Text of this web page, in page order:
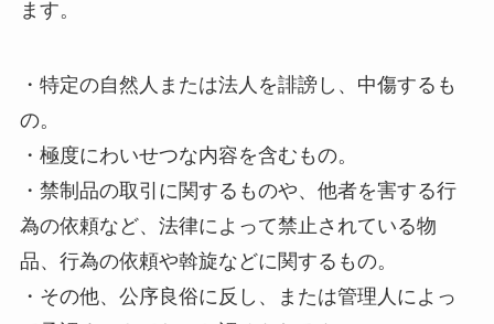
ます。
・特定の自然人または法人を誹謗し、中傷するも
の。
・極度にわいせつな内容を含むもの。
・禁制品の取引に関するものや、他者を害する行
為の依頼など、法律によって禁止されている物
品、行為の依頼や斡旋などに関するもの。
・その他、公序良俗に反し、または管理人によっ